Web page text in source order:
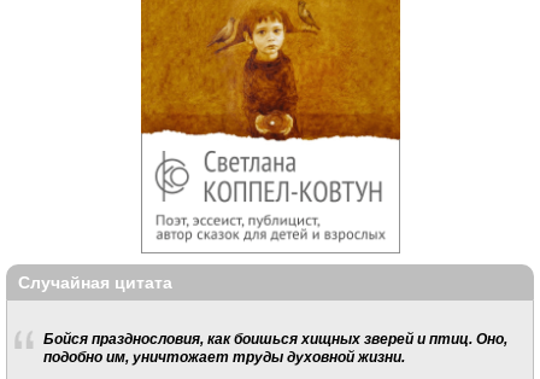
Случайная цитата
Бойся празднословия, как боишься хищных зверей и птиц. Оно,
подобно им, уничтожает труды духовной жизни.